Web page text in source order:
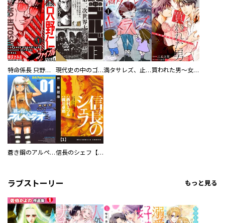
特命係長 只野仁ファイナル 愛蔵版 現代史の中のゴルゴ13 満タサレズ、止メラレズ 買われた男～女性限定快感セラピスト～【描き下ろしおまけ付き特装版】
蒼き鋼のアルペジオ 信長のシェフ【単話版】
ラブストーリー もっと見る